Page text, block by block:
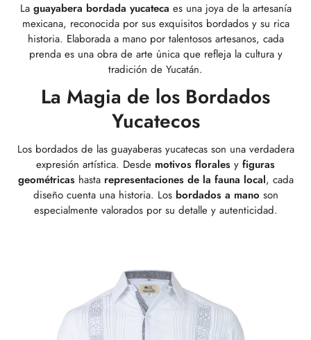
La guayabera bordada yucateca es una joya de la artesanía
mexicana, reconocida por sus exquisitos bordados y su rica
historia. Elaborada a mano por talentosos artesanos, cada
prenda es una obra de arte única que refleja la cultura y
tradición de Yucatán.
La Magia de los Bordados
Yucatecos
Los bordados de las guayaberas yucatecas son una verdadera
expresión artística. Desde motivos florales y figuras
geométricashasta representaciones de la fauna local, cada
diseño cuenta una historia. Los bordados a manoson
especialmente valorados por su detalle y autenticidad.